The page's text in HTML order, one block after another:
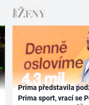
Prima představila
Prima sport, vrací se